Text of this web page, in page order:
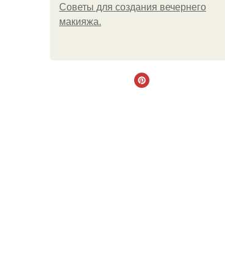
Советы для создания вечернего
макияжа.